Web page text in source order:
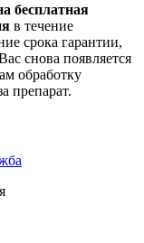
бесплатная
в течение
срока гарантии,
снова появляется
обработку
препарат.